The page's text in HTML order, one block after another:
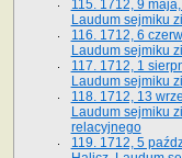
115. 1712, 9
Laudum sejmiku
116. 1712, 6
Laudum sejmiku
117. 1712, 1
Laudum sejmiku
118. 1712, 13
Laudum sejmiku
relacyjnego
119. 1712, 5